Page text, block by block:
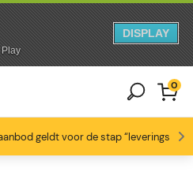
Play
DISPLAY
Doorgaan naar artikel
Overslaan naar voettekst
geldt voor de stap “leveringswijze
levering
vanaf 3 vaten!
op ons 4.6/5
0